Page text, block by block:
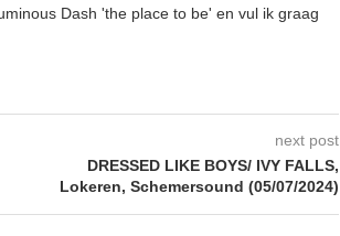
Dash 'the place to be' en vul ik graag
next post
DRESSED LIKE BOYS/ IVY FALLS,
Lokeren, Schemersound (05/07/2024)